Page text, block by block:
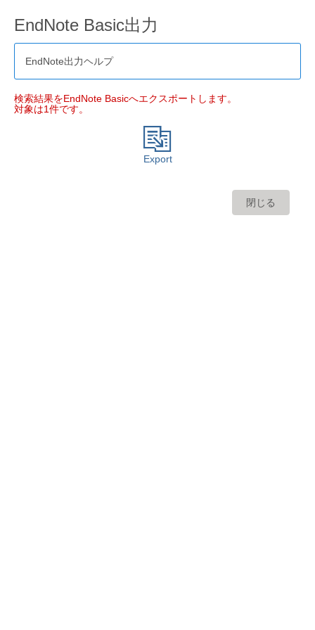
EndNote Basic出力
EndNote出力ヘルプ
検索結果をEndNote Basicへエクスポートします。
対象は1件です。
Export